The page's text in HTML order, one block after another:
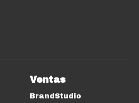
Ventas
BrandStudio